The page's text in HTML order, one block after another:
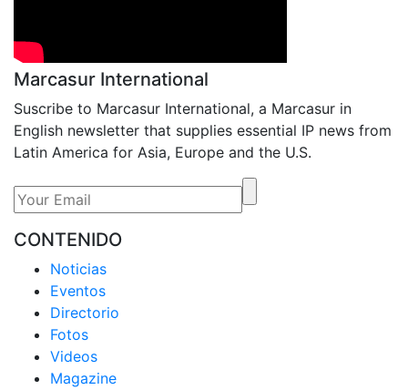
Marcasur International
Suscribe to Marcasur International, a Marcasur in
English newsletter that supplies essential IP news from
Latin America for Asia, Europe and the U.S.
CONTENIDO
Noticias
Eventos
Directorio
Fotos
Videos
Magazine